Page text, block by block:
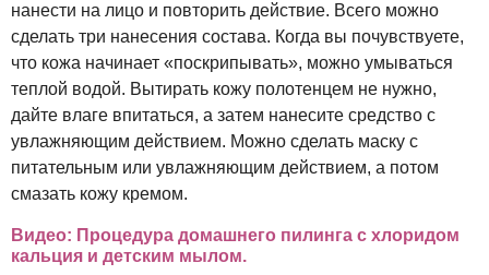
нанести на лицо и повторить действие. Всего можно
сделать три нанесения состава. Когда вы почувствуете,
что кожа начинает «поскрипывать», можно умываться
теплой водой. Вытирать кожу полотенцем не нужно,
дайте влаге впитаться, а затем нанесите средство с
увлажняющим действием. Можно сделать маску с
питательным или увлажняющим действием, а потом
смазать кожу кремом.
Видео: Процедура домашнего пилинга с хлоридом
кальция и детским мылом.